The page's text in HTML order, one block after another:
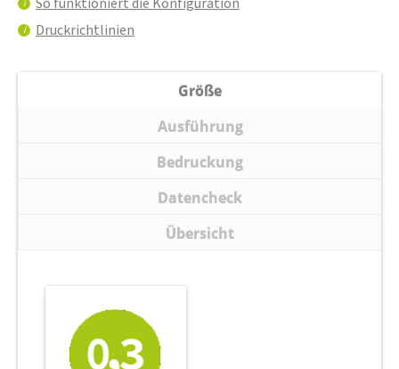
i
i Druckrichtlinien
Größe
Ausführung
Bedruckung
Datencheck
Übersicht